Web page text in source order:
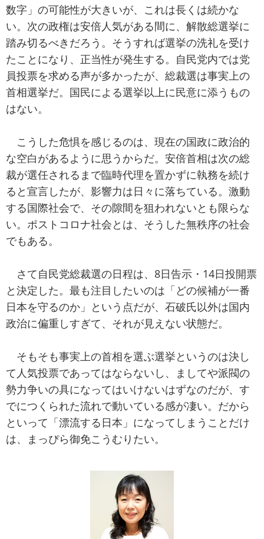
数字」の可能性が大きいが、これは長くは続かな
い。次の政権は安倍人気がある間に、解散総選挙に
踏み切るべきだろう。そうすれば選挙の洗礼を受け
たことになり、正当性が発生する。自民党内では党
員投票を求める声が多かったが、総裁選は事実上の
首相選挙だ。国民による選挙以上に民意に添うもの
はない。
こうした危惧を感じるのは、現在の国政に政治的
な空白があるように思うからだ。安倍首相は次の総
裁が選任されるまで臨時代理を置かずに執務を続け
ると宣言したが、影響力は日々に落ちている。激動
する国際社会で、その隙間を狙われないとも限らな
い。ポストコロナ社会とは、そうした無秩序の社会
でもある。
さて自民党総裁選の日程は、8日告示・14日投開票
と決定した。最も注目したいのは「どの候補が一番
日本を守るのか」という点だが、石破氏以外は国内
政治に偏重しすぎて、それが見えない状態だ。
そもそも事実上の首相を選ぶ選挙というのは決し
て人気投票であってはならないし、ましてや派閥の
勢力争いの具になってはいけないはずなのだが、す
でにつくられた流れで動いている感が凄い。だから
といって「漂流する日本」になってしまうことだけ
は、まっぴら御免こうむりたい。